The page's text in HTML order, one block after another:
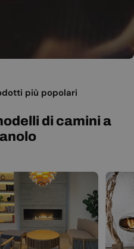
più popolari
di camini a